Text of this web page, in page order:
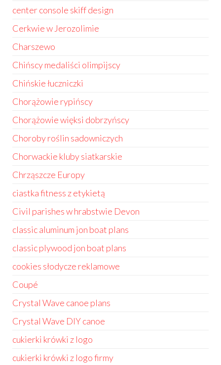
center console skiff design
Cerkwie w Jerozolimie
Charszewo
Chińscy medaliści olimpijscy
Chińskie łuczniczki
Chorążowie rypińscy
Chorążowie więksi dobrzyńscy
Choroby roślin sadowniczych
Chorwackie kluby siatkarskie
Chrząszcze Europy
ciastka fitness z etykietą
Civil parishes w hrabstwie Devon
classic aluminum jon boat plans
classic plywood jon boat plans
cookies słodycze reklamowe
Coupé
Crystal Wave canoe plans
Crystal Wave DIY canoe
cukierki krówki z logo
cukierki krówki z logo firmy